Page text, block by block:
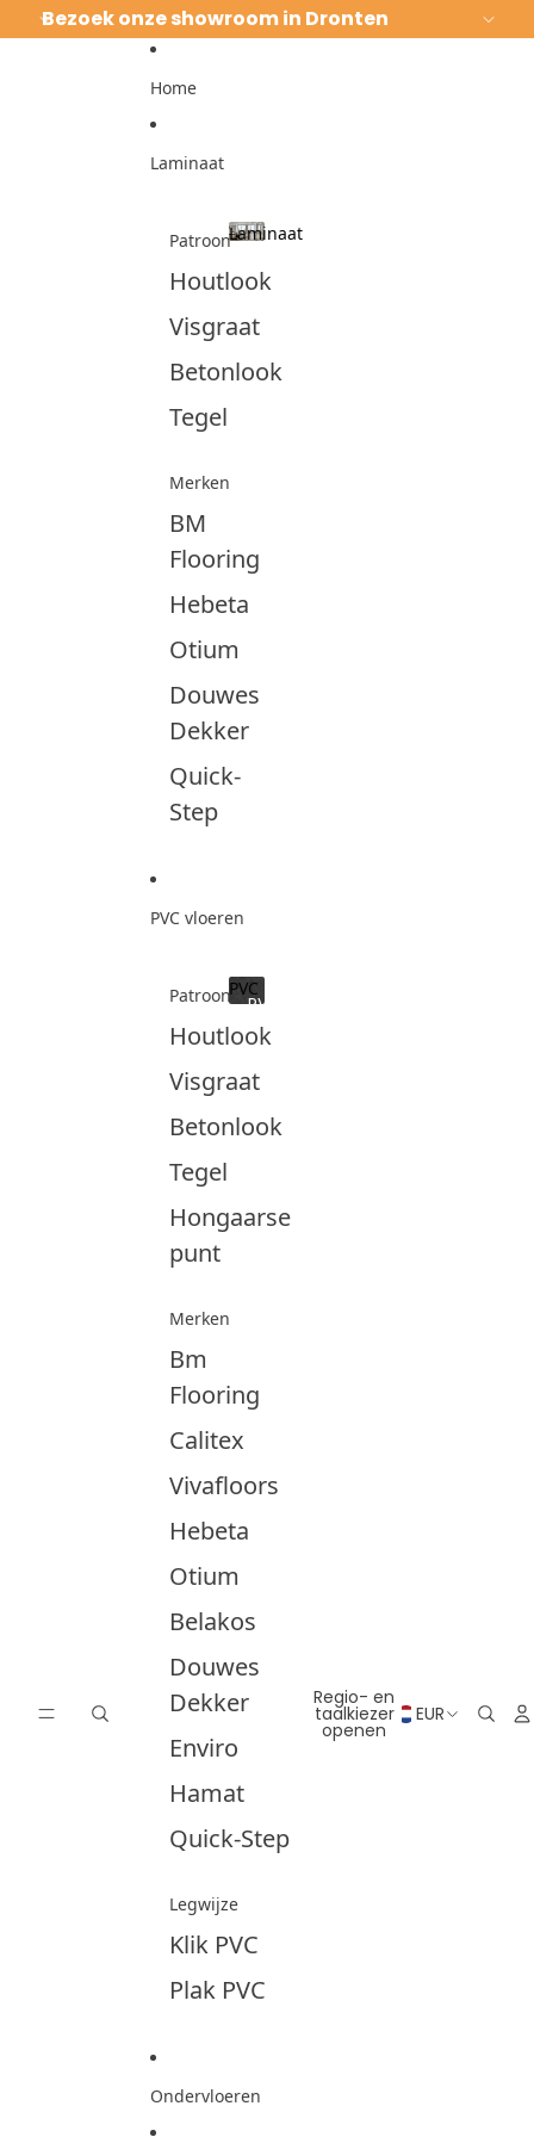
Bezoek onze showroom in Dronten
Home
Laminaat
Patroon
Houtlook
Visgraat
Betonlook
Tegel
Merken
BM
Flooring
Hebeta
Otium
Douwes
Dekker
Quick-
Step
Laminaat
PVC vloeren
Patroon
Houtlook
Visgraat
Betonlook
Tegel
Hongaarse
punt
Merken
Bm
Flooring
Calitex
Vivafloors
Hebeta
Otium
Belakos
Douwes
Dekker
Enviro
Hamat
Quick-Step
Legwijze
Klik PVC
Plak PVC
PVC
PVC
Ondervloeren
Regio- en
taalkiezer
openen
EUR